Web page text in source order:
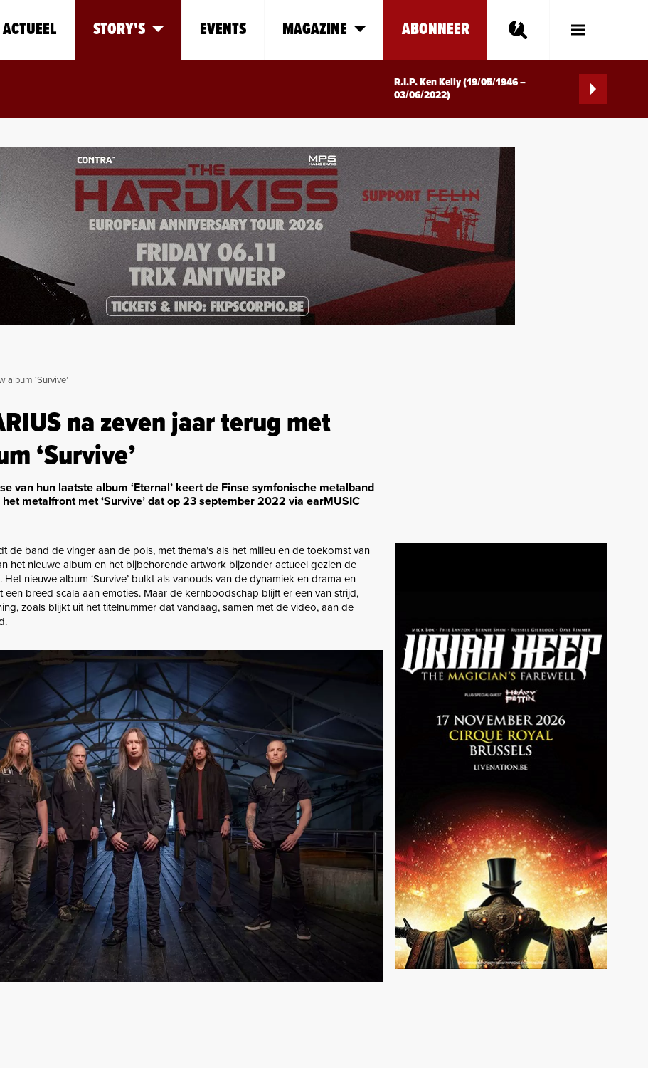
ACTUEEL STORY'S EVENTS MAGAZINE ABONNEER
Toggle
R.I.P. Ken Kelly (19/05/1946 –
03/06/2022)
album ‘Survive’
na zeven jaar terug met
‘Survive’
van hun laatste album ‘Eternal’ keert de Finse symfonische metalband
metalfront met ‘Survive’ dat op 23 september 2022 via earMUSIC
de band de vinger aan de pols, met thema’s als het milieu en de toekomst van
het nieuwe album en het bijbehorende artwork bijzonder actueel gezien de
nieuwe album ‘Survive’ bulkt als vanouds van de dynamiek en drama en
breed scala aan emoties. Maar de kernboodschap blijft er een van strijd,
zoals blijkt uit het titelnummer dat vandaag, samen met de video, aan de